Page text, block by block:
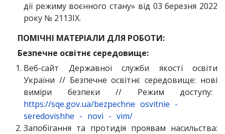
дії режиму воєнного стану» від 03 березня 2022
року № 2113ІХ.
ПОМІЧНІ МАТЕРІАЛИ ДЛЯ РОБОТИ:
Безпечне освітнє середовище:
Веб-сайт Державної служби якості освіти
України // Безпечне освітнє середовище: нові
виміри безпеки // Режим доступу:
https://sqe.gov.ua/bezpechne osvitnie -
seredovishhe - novi - vim/
Запобігання та протидія проявам насильства: